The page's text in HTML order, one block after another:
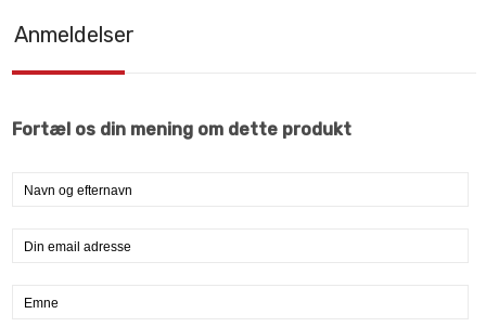
Anmeldelser
Fortæl os din mening om dette produkt